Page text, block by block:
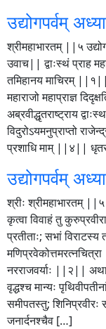
उद्योगपर्वम्
श्रीमहाभारतम् ||५
उवाच|| द्वाःस्थं प्राह
तमिहानय माचिरम् ||१||
महाराजो महाप्राज्ञ
अब्रवीद्धृतराष्ट्राय
विदुरोऽयमनुप्राप्तो
प्रशाधि माम् ||४||
उद्योगपर्वम्
श्रीः श्रीमहाभारतम्
कृत्वा विवाहं तु
प्रतीताः; सभां
नरराजवर्याः ||२||
वृद्धश्च मान्यः
समीपतस्तु;
जनार्दनश्चैव […]